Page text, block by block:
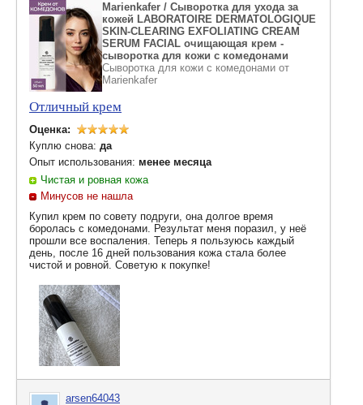
Marienkafer / Сыворотка для ухода за
кожей LABORATOIRE DERMATOLOGIQUE
SKIN-CLEARING EXFOLIATING CREAM
SERUM FACIAL очищающая крем -
сыворотка для кожи с комедонами
Сыворотка для кожи с комедонами от
Marienkafer
Отличный крем
Оценка:
Куплю снова: да
Опыт использования: менее месяца
Чистая и ровная кожа
Минусов не нашла
Купил крем по совету подруги, она долгое время
боролась с комедонами. Результат меня поразил, у неё
прошли все воспаления. Теперь я пользуюсь каждый
день, после 16 дней пользования кожа стала более
чистой и ровной. Советую к покупке!
arsen64043